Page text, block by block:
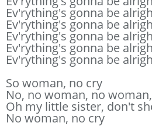
Ev'rything's gonna be
Ev'rything's gonna be
Ev'rything's gonna be
Ev'rything's gonna be
Ev'rything's gonna be
So woman, no cry
No, no woman, no
Oh my little sister, don't
No woman, no cry